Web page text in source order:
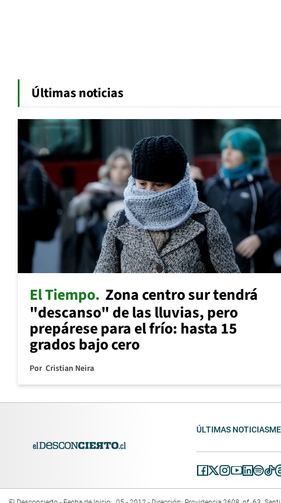
Últimas noticias
El Tiempo Zona centro sur tendrá
"descanso" de las lluvias, pero
prepárese para el frío: hasta 15
grados bajo cero
Por Cristian Neira
ÚLTIMAS NOTICIAS